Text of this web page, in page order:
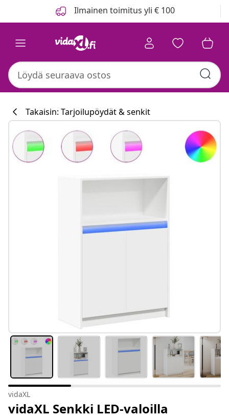
Ilmainen toimitus yli € 100
Takaisin: Tarjoilupöydät & senkit
vidaXL
vidaXL Senkki LED-valoilla